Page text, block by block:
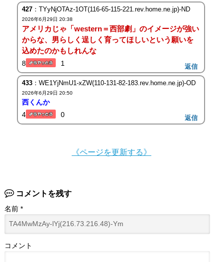
427：TYyNjOTAz-1OT(116-65-115-221.rev.home.ne.jp)-ND
2026年6月29日 20:38
アメリカじゃ「western＝西部劇」のイメージが強い
からな、男らしく逞しく育ってほしいという願いを
込めたのかもしれんな
8 1 返信
433：WE1YjNmU1-xZW(110-131-82-183.rev.home.ne.jp)-OD
2026年6月29日 20:50
西くんか
4
0 返信
《ページを更新する》
コメントを残す
名前 *
コメント